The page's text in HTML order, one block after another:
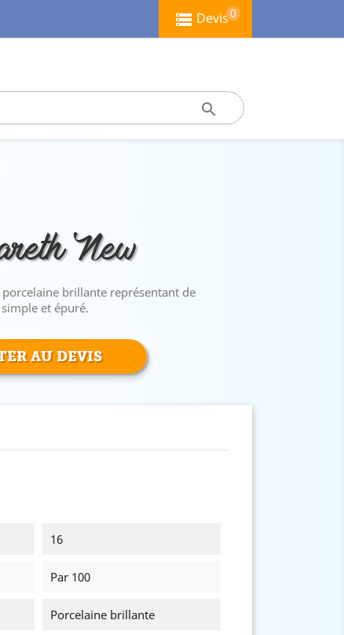
Devis0

New
brillante représentant de
et épuré.
AU DEVIS
16
Par 100
Porcelaine brillante